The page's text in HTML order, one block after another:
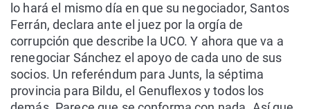
lo hará el mismo día en que su negociador, Santos
Ferrán, declara ante el juez por la orgía de
corrupción que describe la UCO. Y ahora que va a
renegociar Sánchez el apoyo de cada uno de sus
socios. Un referéndum para Junts, la séptima
provincia para Bildu, el Genuflexos y todos los